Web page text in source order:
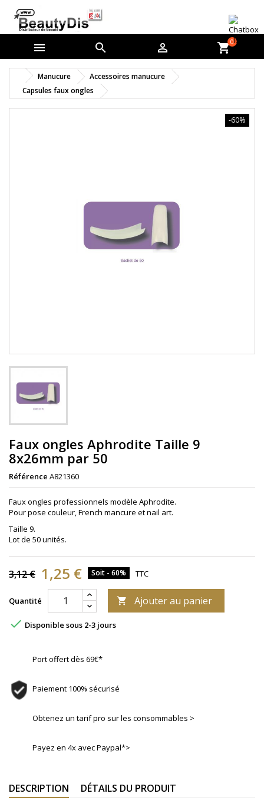
   shopping_cart0
Manucure
Accessoires manucure
Capsules faux ongles
-60%
Faux ongles Aphrodite Taille 9
8x26mm par 50
Référence A821360
Faux ongles professionnels modèle Aphrodite.
Pour pose couleur, French mancure et nail art.
Taille 9.
Lot de 50 unités.
3,12 € 1,25 € Soit - 60% TTC
Quantité  Ajouter au panier
 Disponible sous 2-3 jours
Port offert dès 69€*
Paiement 100% sécurisé
Obtenez un tarif pro sur les consommables >
Payez en 4x avec Paypal*>
DESCRIPTION DÉTAILS DU PRODUIT